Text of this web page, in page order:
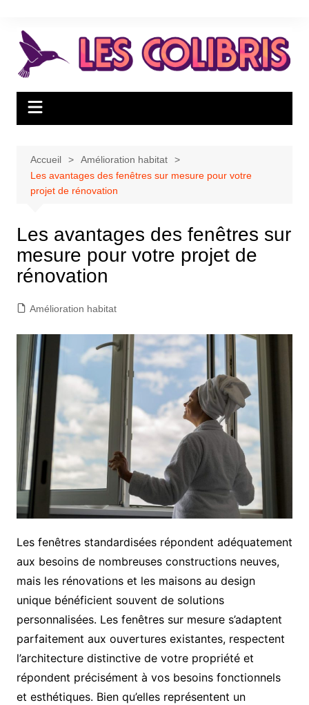
contenu
Accueil
Amélioration habitat
Les avantages des fenêtres sur mesure pour votre
projet de rénovation
Les avantages des fenêtres sur
mesure pour votre projet de
rénovation
Amélioration habitat
Les fenêtres standardisées répondent adéquatement
aux besoins de nombreuses constructions neuves,
mais les rénovations et les maisons au design
unique bénéficient souvent de solutions
personnalisées. Les fenêtres sur mesure s’adaptent
parfaitement aux ouvertures existantes, respectent
l’architecture distinctive de votre propriété et
répondent précisément à vos besoins fonctionnels
et esthétiques. Bien qu’elles représentent un